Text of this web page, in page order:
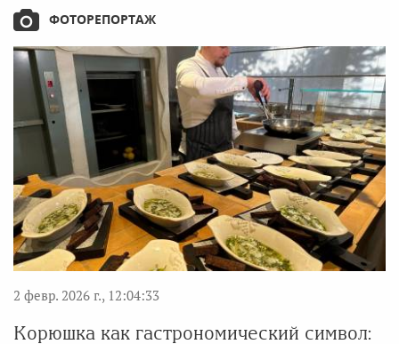
ФОТОРЕПОРТАЖ
2 февр. 2026 г., 12:04:33
Корюшка как гастрономический символ: